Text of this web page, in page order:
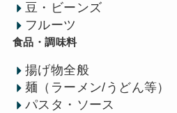
豆・ビーンズ
フルーツ
食品・調味料
揚げ物全般
麺（ラーメン/うどん等）
パスタ・ソース